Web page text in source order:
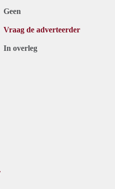
Geen
Vraag de adverteerder
In overleg